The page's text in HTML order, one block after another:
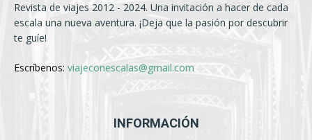
Revista de viajes 2012 - 2024. Una invitación a hacer de cada
escala una nueva aventura. ¡Deja que la pasión por descubrir
te guíe!
Escríbenos: viajeconescalas@gmail.com
INFORMACIÓN